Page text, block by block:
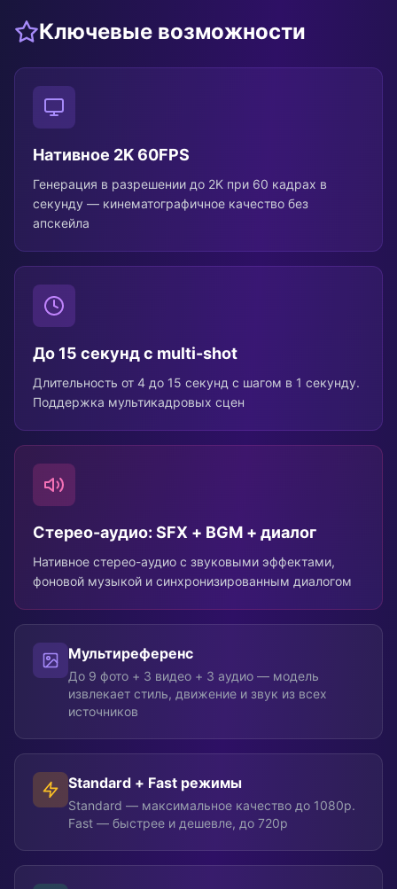
Ключевые возможности
Нативное 2K 60FPS
Генерация в разрешении до 2K при 60 кадрах в
секунду — кинематографичное качество без
апскейла
До 15 секунд с multi-shot
Длительность от 4 до 15 секунд с шагом в 1 секунду.
Поддержка мультикадровых сцен
Стерео-аудио: SFX + BGM + диалог
Нативное стерео-аудио с звуковыми эффектами,
фоновой музыкой и синхронизированным диалогом
Мультиреференс
До 9 фото + 3 видео + 3 аудио — модель
извлекает стиль, движение и звук из всех
источников
Standard + Fast режимы
Standard — максимальное качество до 1080p.
Fast — быстрее и дешевле, до 720p